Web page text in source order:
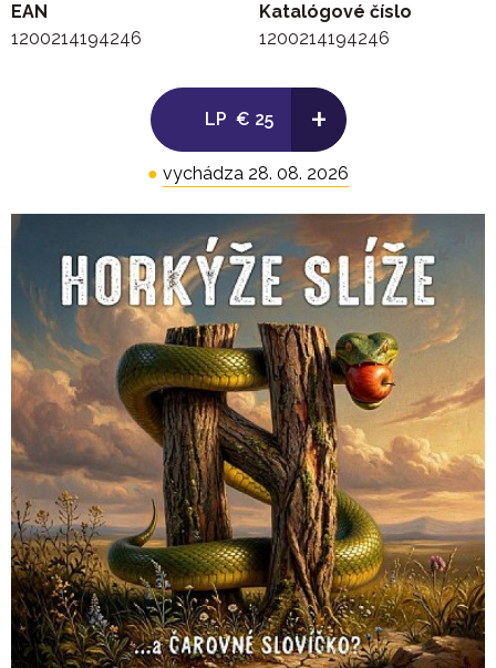
14. Nebolo to zlé
15. Outro
EAN
1200214194246
Katalógové číslo
1200214194246
LP € 25 +
● vychádza 28. 08. 2026